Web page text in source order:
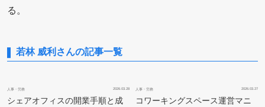
る。
若林 威利さんの記事一覧
人事・労務 2026.03.28
シェアオフィスの開業手順と成
人事・労務 2026.03.27
コワーキングスペース運営マニ